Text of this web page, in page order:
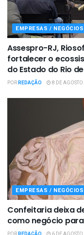
EMPRESAS / NEGÓCIOS
Assespro-RJ,
fortalecer o
do Estado do Rio
PORREDAÇÃO 8 DE
EMPRESAS / NEGÓCIOS
Confeitaria deixa
como negócio